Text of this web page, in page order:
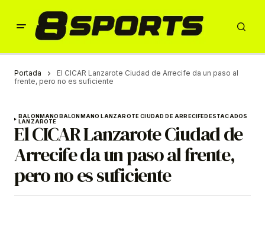
Portada
El CICAR Lanzarote Ciudad de Arrecife da un paso al
frente, pero no es suficiente
BALONMANOBALONMANO LANZAROTE CIUDAD DE ARRECIFEDESTACADOS
LANZAROTE
El CICAR Lanzarote Ciudad de
Arrecife da un paso al frente,
pero no es suficiente